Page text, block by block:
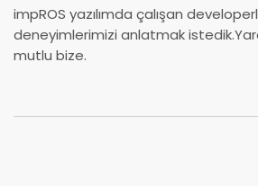
impROS yazılımda çalışan
deneyimlerimizi anlatmak
mutlu bize.